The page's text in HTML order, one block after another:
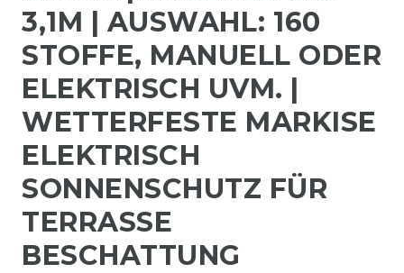
3,1M | AUSWAHL: 160
STOFFE, MANUELL ODER
ELEKTRISCH UVM. |
WETTERFESTE MARKISE
ELEKTRISCH
SONNENSCHUTZ FÜR
TERRASSE
BESCHATTUNG